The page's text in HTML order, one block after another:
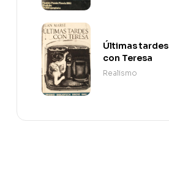
Últimas tardes
con Teresa
Realismo